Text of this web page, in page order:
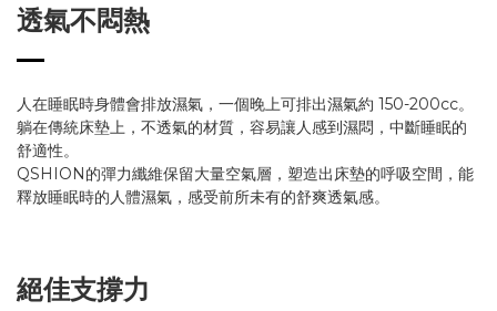
透氣不悶熱
人在睡眠時身體會排放濕氣，一個晚上可排出濕氣約 150-200cc。
躺在傳統床墊上，不透氣的材質，容易讓人感到濕悶，中斷睡眠的
舒適性。
QSHION的彈力纖維保留大量空氣層，塑造出床墊的呼吸空間，能
釋放睡眠時的人體濕氣，感受前所未有的舒爽透氣感。
絕佳支撐力